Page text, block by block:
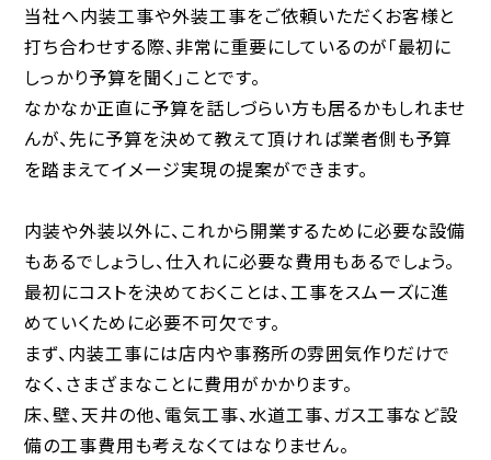
当社へ内装工事や外装工事をご依頼いただくお客様と
打ち合わせする際、非常に重要にしているのが「最初に
しっかり予算を聞く」ことです。
なかなか正直に予算を話しづらい方も居るかもしれませ
んが、先に予算を決めて教えて頂ければ業者側も予算
を踏まえてイメージ実現の提案ができます。
内装や外装以外に、これから開業するために必要な設備
もあるでしょうし、仕入れに必要な費用もあるでしょう。
最初にコストを決めておくことは、工事をスムーズに進
めていくために必要不可欠です。
まず、内装工事には店内や事務所の雰囲気作りだけで
なく、さまざまなことに費用がかかります。
床、壁、天井の他、電気工事、水道工事、ガス工事など設
備の工事費用も考えなくてはなりません。